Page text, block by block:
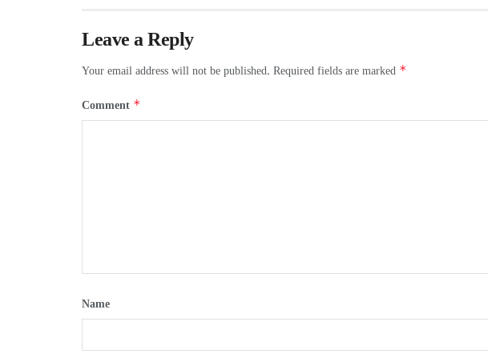
Leave a Reply
Your email address will not be published. Required fields are marked *
Comment *
Name